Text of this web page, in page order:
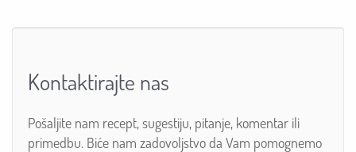
Kontaktirajte nas
Pošaljite nam recept, sugestiju, pitanje, komentar ili
primedbu. Biće nam zadovoljstvo da Vam pomognemo